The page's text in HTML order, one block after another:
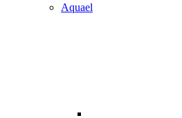
Aquael